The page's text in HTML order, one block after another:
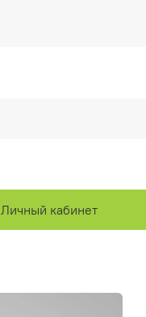
Личный кабинет